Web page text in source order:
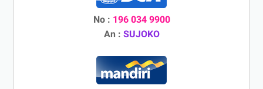
No : 196 034 9900
An : SUJOKO